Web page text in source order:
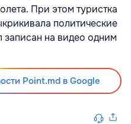
При этом туристка
политические
записан на видео одним
Point.md в Google